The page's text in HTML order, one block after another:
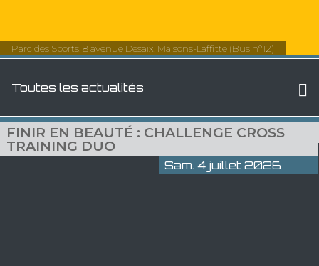
Parc des Sports, 8 avenue Desaix, Maisons-Laffitte (Bus n°12)
Toutes les actualités
FINIR EN BEAUTÉ : CHALLENGE CROSS
TRAINING DUO
Sam. 4 juillet 2026